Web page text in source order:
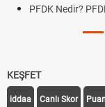
Karar Süreci
KEŞFET